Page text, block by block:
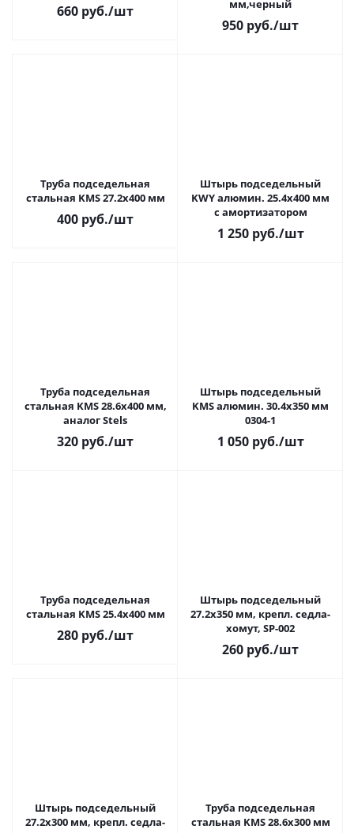
660 руб./шт мм,черный
950 руб./шт
Труба подседельная
стальная KMS 27.2х400 мм
400 руб./шт
Штырь подседельный
KWY алюмин. 25.4х400 мм
с амортизатором
1 250руб./шт
Труба подседельная
стальная KMS 28.6х400 мм,
аналог Stels
320 руб./шт
Штырь подседельный
KMS алюмин. 30.4х350 мм
0304-1
1 050руб./шт
Труба подседельная
стальная KMS 25.4х400 мм
280 руб./шт
Штырь подседельный
27.2x350 мм, крепл. седла-
хомут, SP-002
260 руб./шт
Штырь подседельный
27.2x300 мм, крепл. седла-
Труба подседельная
стальная KMS 28.6х300 мм